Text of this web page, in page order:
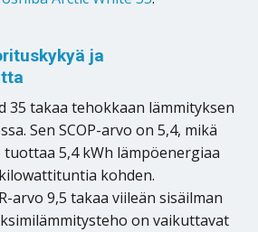
ja
35 takaa tehokkaan lämmityksen
Sen SCOP-arvo on 5,4, mikä
5,4 kWh lämpöenergiaa
kohden.
arvo 9,5 takaa viileän sisäilman
on vaikuttavat